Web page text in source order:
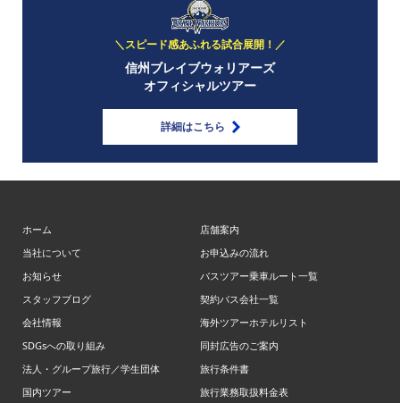
＼スピード感あふれる試合展開！／
信州ブレイブウォリアーズ
オフィシャルツアー
詳細はこちら
ホーム
当社について
お知らせ
スタッフブログ
会社情報
SDGsへの取り組み
法人・グループ旅行／学生団体
国内ツアー
店舗案内
お申込みの流れ
バスツアー乗車ルート一覧
契約バス会社一覧
海外ツアーホテルリスト
同封広告のご案内
旅行条件書
旅行業務取扱料金表